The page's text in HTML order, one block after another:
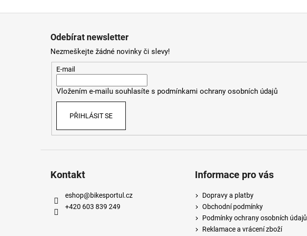
Odebírat newsletter
Nezmeškejte žádné novinky či slevy!
E-mail
Vložením e-mailu souhlasíte s podmínkami ochrany osobních údajů
PŘIHLÁSIT SE
Kontakt
eshop@bikesportul.cz
+420 603 839 249
Informace pro vás
Dopravy a platby
Obchodní podmínky
Podmínky ochrany osobních údajů
Reklamace a vrácení zboží